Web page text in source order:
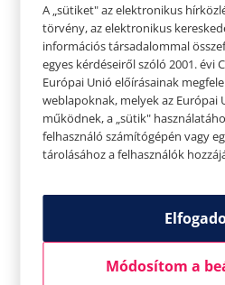
Térjünk vissza az alapokhoz
A „sütiket" az elektronikus
törvény, az elektronikus
információs társadalommal
egyes kérdéseiről szóló 2001. évi
Európai Unió előírásainak
weblapoknak, melyek az Európai
működnek, a „sütik"
felhasználó számítógépén vagy
tárolásához a felhasználók
Módosítom a